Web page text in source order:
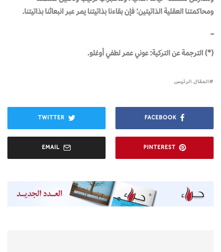
ومحاكمتنا العقلية الذاتيتين؛ فإن بقاءنا بذاتيتنا يمر عبر انبعاثنا بذاتيتنا.
ــــــ
(*) الترجمة عن التركية: عوني عمر لطفي أوغلو.
المقال الرئيس
FACEBOOK
TWITTER
PINTEREST
EMAIL